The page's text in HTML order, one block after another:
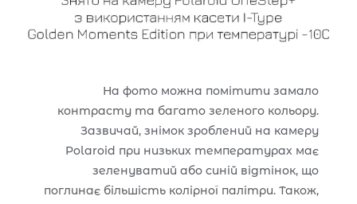
На фото можна помітити замало
контрасту та багато зеленого кольору.
Зазвичай, знімок зроблений на камеру
Polaroid при низьких температурах має
зеленуватий або синій відтінок, що
поглинає більшість колірної палітри. Також,